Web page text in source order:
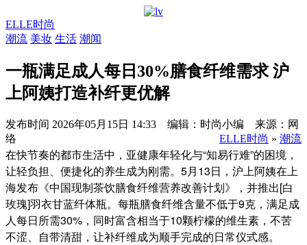
ELLE时尚
潮流 美妆 生活 潮闻
一瓶满足成人每日30%膳食纤维需求 沪
上阿姨打造补纤更优解
发布时间 2026年05月15日 14:33 编辑：时尚小编 来源：网
络
ELLE时尚 » 潮流
在快节奏的都市生活中，亚健康年轻化与“知易行难”的困境，
让轻负担、便捷化的养生成为刚需。5月13日，沪上阿姨在上
海发布《中国现制茶饮膳食纤维营养改善计划》，并推出[白
玫瑰]羽衣甘蓝纤体瓶。每瓶膳食纤维含量不低于9克，满足成
人每日所需30%，同时富含相当于10颗柠檬的维生素，不苦
不涩、自带清甜，让补纤维成为顺手完成的日常仪式感。